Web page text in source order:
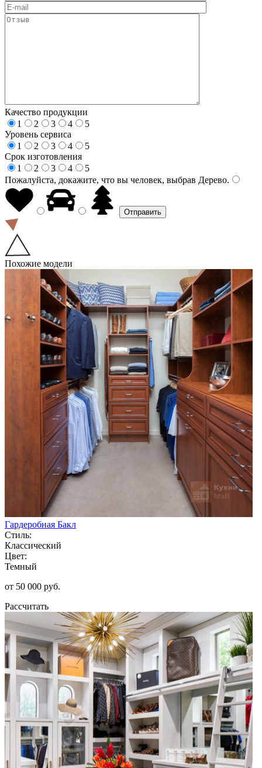
Качество продукции
1
2 3 4
5
Уровень сервиса
1
2 3 4
5
Срок изготовления
1
2 3 4
5
Пожалуйста, докажите, что вы человек, выбрав Дерево.
Похожие модели
Гардеробная Бакл
Стиль:
Классический
Цвет:
Темный
от 50 000 руб.
Рассчитать